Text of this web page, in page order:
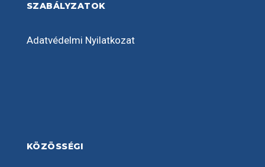
SZABÁLYZATOK
Adatvédelmi Nyilatkozat
KÖZÖSSÉGI